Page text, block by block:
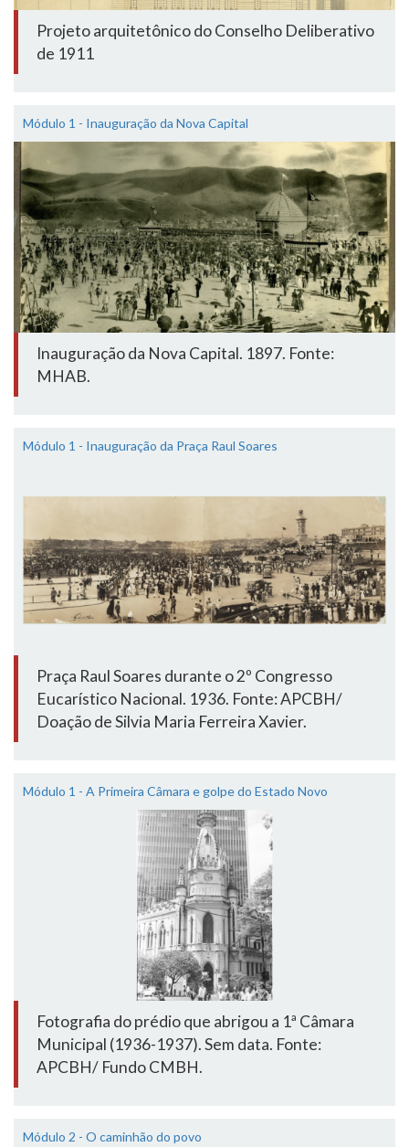
Projeto arquitetônico do Conselho Deliberativo
de 1911
Módulo 1 - Inauguração da Nova Capital
Inauguração da Nova Capital. 1897. Fonte:
MHAB.
Módulo 1 - Inauguração da Praça Raul Soares
Praça Raul Soares durante o 2º Congresso
Eucarístico Nacional. 1936. Fonte: APCBH/
Doação de Silvia Maria Ferreira Xavier.
Módulo 1 - A Primeira Câmara e golpe do Estado Novo
Fotografia do prédio que abrigou a 1ª Câmara
Municipal (1936-1937). Sem data. Fonte:
APCBH/ Fundo CMBH.
Módulo 2 - O caminhão do povo